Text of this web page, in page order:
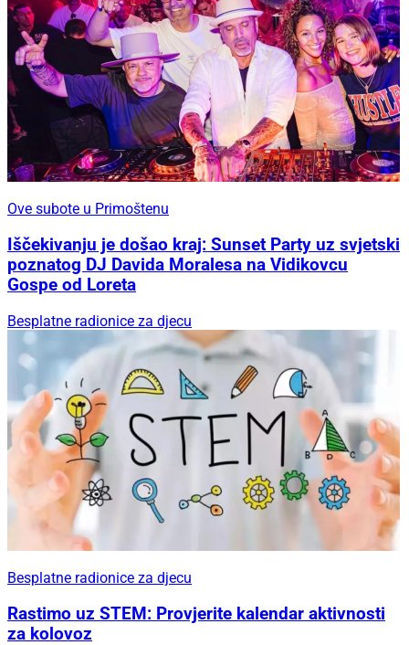
Ove subote u Primoštenu
Iščekivanju je došao kraj: Sunset Party uz svjetski
poznatog DJ Davida Moralesa na Vidikovcu
Gospe od Loreta
Besplatne radionice za djecu
Besplatne radionice za djecu
Rastimo uz STEM: Provjerite kalendar aktivnosti
za kolovoz